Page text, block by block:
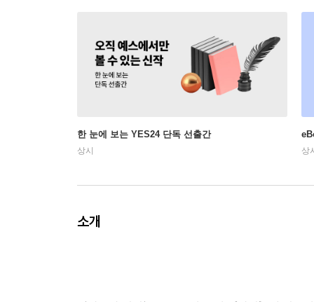
한 눈에 보는 YES24 단독 선출간
상시 상
소개